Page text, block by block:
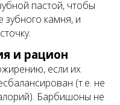
пастой, чтобы
зубного камня, и
и рацион
если их
(т.е. не
Барбишоны не